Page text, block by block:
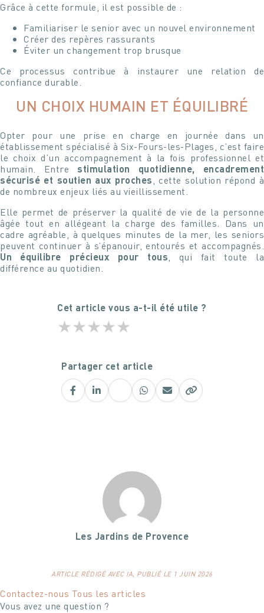
Grâce à cette formule, il est possible de :
Familiariser le senior avec un nouvel environnement
Créer des repères rassurants
Éviter un changement trop brusque
Ce processus contribue à instaurer une relation de
confiance durable.
UN CHOIX HUMAIN ET ÉQUILIBRÉ
Opter pour une prise en charge en journée dans un
établissement spécialisé à Six-Fours-les-Plages, c’est faire
le choix d’un accompagnement à la fois professionnel et
humain. Entre stimulation quotidienne, encadrement
sécurisé et soutien aux proches , cette solution répond à
de nombreux enjeux liés au vieillissement.
Elle permet de préserver la qualité de vie de la personne
âgée tout en allégeant la charge des familles. Dans un
cadre agréable, à quelques minutes de la mer, les seniors
peuvent continuer à s’épanouir, entourés et accompagnés.
Un équilibre précieux pour tous , qui fait toute la
différence au quotidien.
Cet article vous a-t-il été utile ?
★★★★★
Partager cet article
FacebookLinkedIn WhatsApp
E-
Les Jardins de Provence
ARTICLE RÉDIGÉ AVEC IA, PUBLIÉ LE 1 JUIN 2026
Contactez-nous Tous les articles
Vous avez une question ?